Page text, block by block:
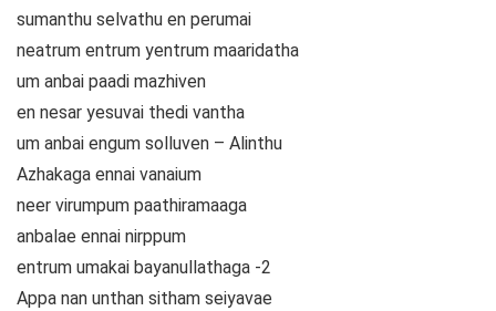
sumanthu selvathu en perumai
neatrum entrum yentrum maaridatha
um anbai paadi mazhiven
en nesar yesuvai thedi vantha
um anbai engum solluven – Alinthu
Azhakaga ennai vanaium
neer virumpum paathiramaaga
anbalae ennai nirppum
entrum umakai bayanullathaga -2
Appa nan unthan sitham seiyavae